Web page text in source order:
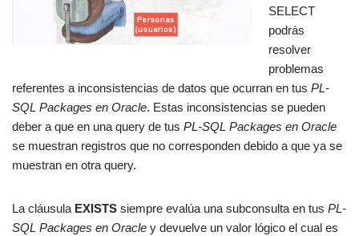
SELECT
podrás
resolver
problemas
referentes a inconsistencias de datos que ocurran en tus PL-
SQL Packages en Oracle. Estas inconsistencias se pueden
deber a que en una query de tus PL-SQL Packages en Oracle
se muestran registros que no corresponden debido a que ya se
muestran en otra query.
La cláusula EXISTS siempre evalúa una subconsulta en tus PL-
SQL Packages en Oracle y devuelve un valor lógico el cual es